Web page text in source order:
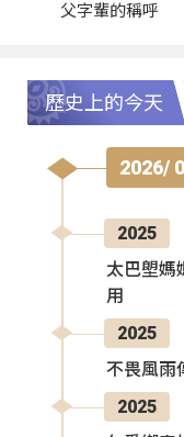
父字輩的稱呼
歷史上的今天
2026/
2025
太巴塱媽
用
2025
不畏風雨
2025